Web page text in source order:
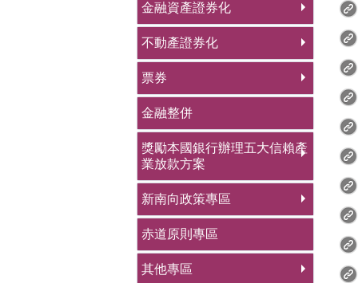
金融資產證券化
不動產證券化
票券
金融整併
獎勵本國銀行辦理五大信賴產
業放款方案
新南向政策專區
赤道原則專區
其他專區